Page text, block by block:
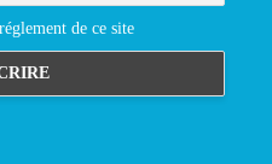
de ce site